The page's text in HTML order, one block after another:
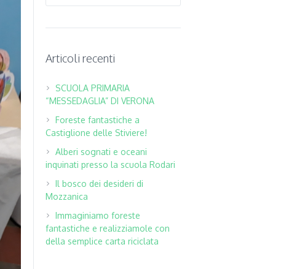
Articoli recenti
SCUOLA PRIMARIA
“MESSEDAGLIA” DI VERONA
Foreste fantastiche a
Castiglione delle Stiviere!
Alberi sognati e oceani
inquinati presso la scuola Rodari
Il bosco dei desideri di
Mozzanica
Immaginiamo foreste
fantastiche e realizziamole con
della semplice carta riciclata